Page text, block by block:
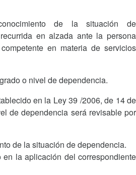
de la situación de
en alzada ante la persona
en materia de servicios
o nivel de dependencia.
en la Ley 39 /2006, de 14 de
de dependencia será revisable por
de la situación de dependencia.
la aplicación del correspondiente